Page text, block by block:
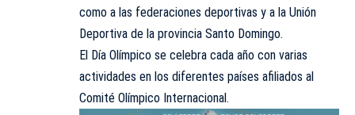
como a las federaciones deportivas y a la Unión
Deportiva de la provincia Santo Domingo.
El Día Olímpico se celebra cada año con varias
actividades en los diferentes países afiliados al
Comité Olímpico Internacional.